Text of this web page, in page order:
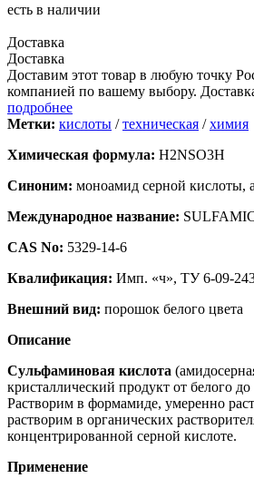
есть в наличии
Доставка
Доставка
Доставим этот товар в любую точку
компанией по вашему выбору.
подробнее
Метки: кислоты /техническая /химия
Химическая формула: H2NSO3H
Синоним: моноамид серной кислоты,
Международное название:
CAS No: 5329-14-6
Квалификация: Имп. «ч», ТУ 6-09-
Внешний вид: порошок белого цвета
Описание
Сульфаминовая кислота
кристаллический продукт от белого до
Растворим в формамиде, умеренно
растворим в органических
концентрированной серной кислоте.
Применение